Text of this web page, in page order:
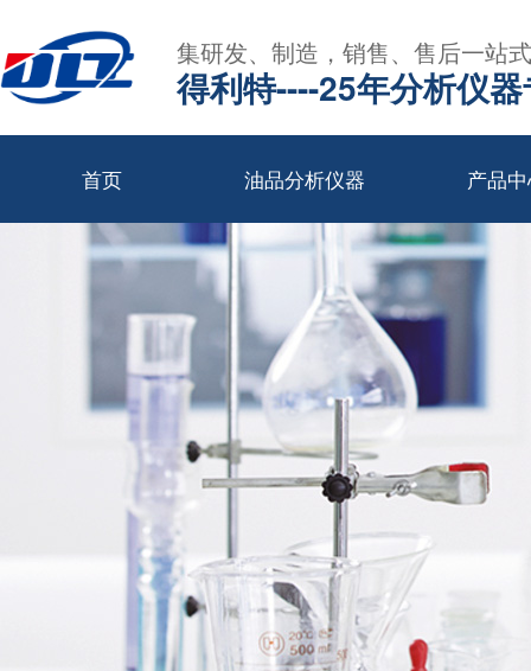
集研发、制造，销售、售后一站
得利特----25年分析仪
首页 油品分析仪器 产品